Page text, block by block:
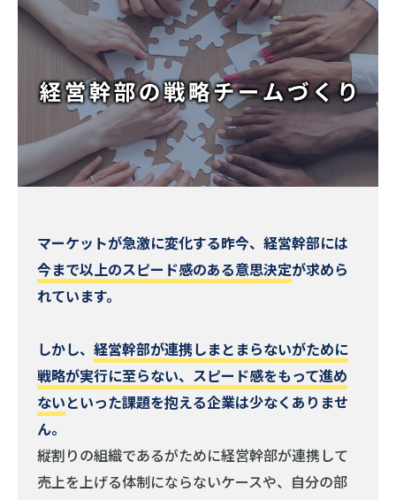
マーケットが急激に変化する昨今、経営幹部には
今まで以上のスピード感のある意思決定が求めら
れています。
しかし、 経営幹部が連携しまとまらないがために
戦略が実行に至らない、スピード感をもって進め
ない といった課題を抱える企業は少なくありませ
ん。
縦割りの組織であるがために経営幹部が連携して
売上を上げる体制にならないケースや、自分の部